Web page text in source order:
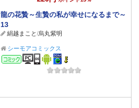
龍の花贄～生贄の私が幸せになるまで～
13
絹越まこと /烏丸紫明
シーモアコミックス
コミック